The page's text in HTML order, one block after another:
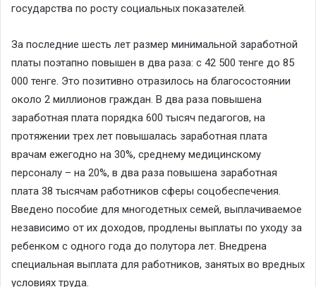
государства по росту социальных показателей.
За последние шесть лет размер минимальной заработной
платы поэтапно повышен в два раза: с 42 500 тенге до 85
000 тенге. Это позитивно отразилось на благосостоянии
около 2 миллионов граждан. В два раза повышена
заработная плата порядка 600 тысяч педагогов, на
протяжении трех лет повышалась заработная плата
врачам ежегодно на 30%, среднему медицинскому
персоналу – на 20%, в два раза повышена заработная
плата 38 тысячам работников сферы соцобеспечения.
Введено пособие для многодетных семей, выплачиваемое
независимо от их доходов, продлены выплаты по уходу за
ребенком с одного года до полутора лет. Внедрена
специальная выплата для работников, занятых во вредных
условиях труда.